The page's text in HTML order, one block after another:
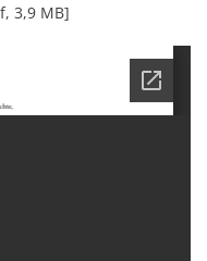
3,9 MB]